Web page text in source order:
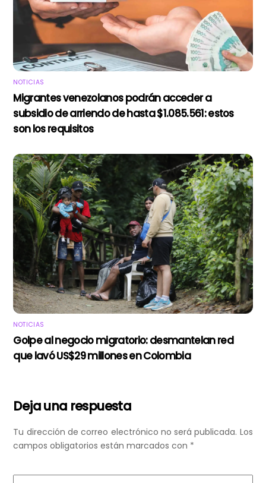
NOTICIAS
Migrantes venezolanos podrán acceder a
subsidio de arriendo de hasta $1.085.561: estos
son los requisitos
NOTICIAS
Golpe al negocio migratorio: desmantelan red
que lavó US$29 millones en Colombia
Deja una respuesta
Tu dirección de correo electrónico no será publicada. Los
campos obligatorios están marcados con *